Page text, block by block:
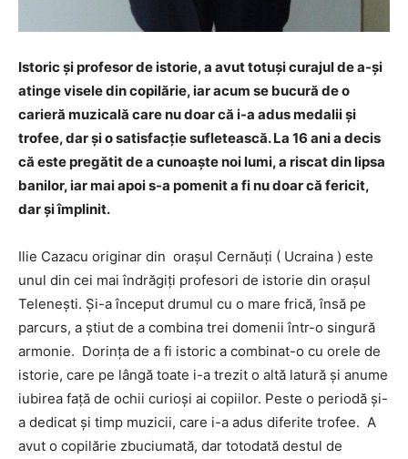
Istoric și profesor de istorie, a avut totuși curajul de a-și
atinge visele din copilărie, iar acum se bucură de o
carieră muzicală care nu doar că i-a adus medalii și
trofee, dar și o satisfacție sufletească.La 16 ani a decis
că este pregătit de a cunoaște noi lumi, a riscat din lipsa
banilor, iar mai apoi s-a pomenit a fi nu doar că fericit,
dar și împlinit.
Ilie Cazacu originar din orașul Cernăuți ( Ucraina ) este
unul din cei mai îndrăgiți profesori de istorie din orașul
Telenești. Și-a început drumul cu o mare frică, însă pe
parcurs, a știut de a combina trei domenii într-o singură
armonie. Dorința de a fi istoric a combinat-o cu orele de
istorie, care pe lângă toate i-a trezit o altă latură și anume
iubirea față de ochii curioși ai copiilor. Peste o periodă și-
a dedicat și timp muzicii, care i-a adus diferite trofee. A
avut o copilărie zbuciumată, dar totodată destul de